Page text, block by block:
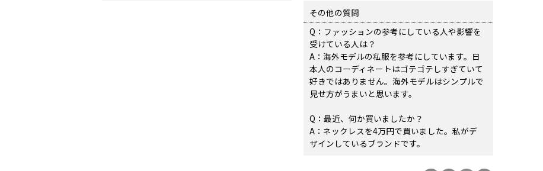
その他の質問
Q：ファッションの参考にしている人や影響を
受けている人は？
A：海外モデルの私服を参考にしています。日
本人のコーディネートはゴテゴテしすぎていて
好きではありません。海外モデルはシンプルで
見せ方がうまいと思います。
Q：最近、何か買いましたか？
A：ネックレスを4万円で買いました。私がデ
ザインしているブランドです。